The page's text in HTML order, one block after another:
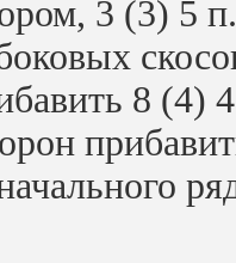
3 (3) 5
8 (4)